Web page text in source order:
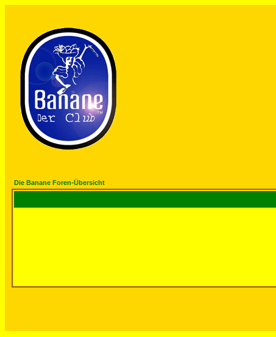
Die Banane Foren-Übersicht